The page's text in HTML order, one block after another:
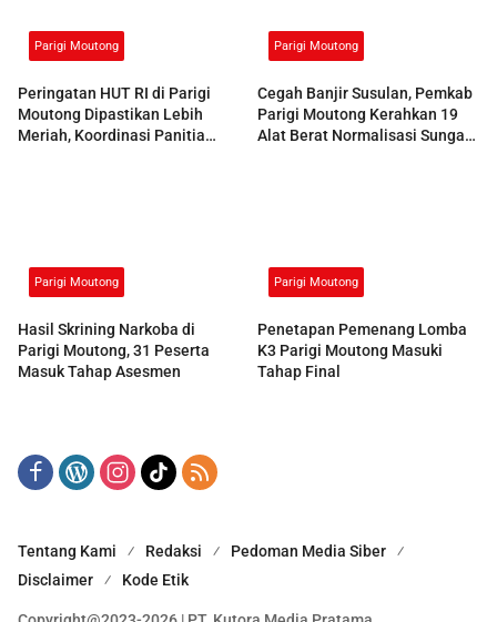
Parigi Moutong
Peringatan HUT RI di Parigi
Moutong Dipastikan Lebih
Meriah, Koordinasi Panitia
Parigi Moutong
Cegah Banjir Susulan, Pemkab
Parigi Moutong Kerahkan 19
Alat Berat Normalisasi Sungai
Parigi Moutong
Hasil Skrining Narkoba di
Parigi Moutong, 31 Peserta
Masuk Tahap Asesmen
Parigi Moutong
Penetapan Pemenang Lomba
K3 Parigi Moutong Masuki
Tahap Final
Tentang Kami Redaksi
Pedoman Media Siber
Disclaimer
Kode Etik